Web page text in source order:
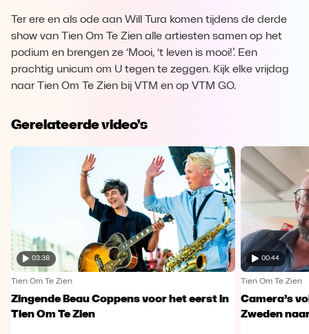
Ter ere en als ode aan Will Tura komen tijdens de derde
show van Tien Om Te Zien alle artiesten samen op het
podium en brengen ze ‘Mooi, ‘t leven is mooi!’. Een
prachtig unicum om U tegen te zeggen. Kijk elke vrijdag
naar Tien Om Te Zien bij VTM en op VTM GO.
Gerelateerde video's
03:38
Tien Om Te Zien
Zingende Beau Coppens voor het eerst in
Tien Om Te Zien
00:44
Tien Om Te Zien
Camera’s
Zweden